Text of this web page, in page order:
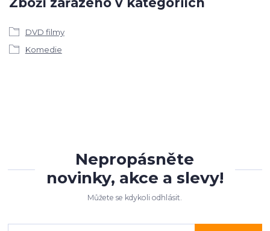
DVD filmy
Komedie
Nepropásněte
novinky, akce a slevy!
Můžete se kdykoli odhlásit.